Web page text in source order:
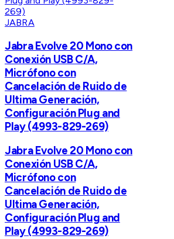
JABRA
Jabra Evolve 20 Mono con
Conexión USB C/A,
Micrófono con
Cancelación de Ruido de
Ultima Generación,
Configuración Plug and
Play (4993-829-269)
Jabra Evolve 20 Mono con
Conexión USB C/A,
Micrófono con
Cancelación de Ruido de
Ultima Generación,
Configuración Plug and
Play (4993-829-269)